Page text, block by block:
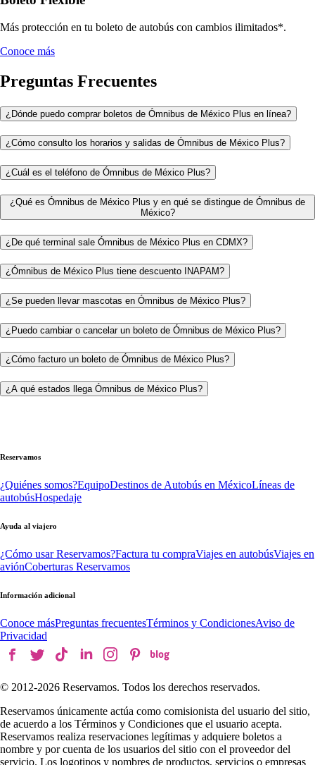
Más protección en tu boleto de autobús con cambios ilimitados*.
Conoce más
Preguntas Frecuentes
¿Dónde puedo comprar boletos de Ómnibus de México Plus en línea?
¿Cómo consulto los horarios y salidas de Ómnibus de México Plus?
¿Cuál es el teléfono de Ómnibus de México Plus?
¿Qué es Ómnibus de México Plus y en qué se distingue de Ómnibus de
México?
¿De qué terminal sale Ómnibus de México Plus en CDMX?
¿Ómnibus de México Plus tiene descuento INAPAM?
¿Se pueden llevar mascotas en Ómnibus de México Plus?
¿Puedo cambiar o cancelar un boleto de Ómnibus de México Plus?
¿Cómo facturo un boleto de Ómnibus de México Plus?
¿A qué estados llega Ómnibus de México Plus?
Reservamos
¿Quiénes somos?EquipoDestinos de Autobús en MéxicoLíneas de
autobúsHospedaje
Ayuda al viajero
¿Cómo usar Reservamos?Factura tu compraViajes en autobúsViajes en
aviónCoberturas Reservamos
Información adicional
Conoce másPreguntas frecuentesTérminos y CondicionesAviso de
Privacidad
© 2012-2026 Reservamos. Todos los derechos reservados.
Reservamos únicamente actúa como comisionista del usuario del sitio,
de acuerdo a los Términos y Condiciones que el usuario acepta.
Reservamos realiza reservaciones legítimas y adquiere boletos a
nombre y por cuenta de los usuarios del sitio con el proveedor del
servicio. Los logotipos y nombres de productos, servicios o empresas